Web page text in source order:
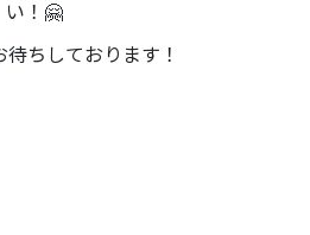
い！🤗
ちしております！